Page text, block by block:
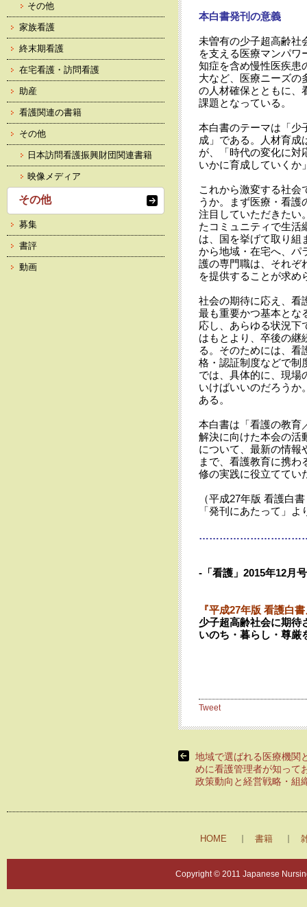
本白書発刊の意義
未曽有の少子超高齢社
を支える医療マンパワ
知症を含め慢性医疾患
大など、医療ニーズの
の人材確保とともに、
課題となっている。
本白書のテーマは「少
成」である。人材育成
が、「時代の変化に対
いかに育成していくか
これから激変する社会
うか。まず医療・看護
注目していただきたい
たコミュニティで生活
は、国を挙げて取り組
から地域・在宅へ、パ
護の専門職は、それぞ
を提供することが求め
社会の期待に応え、看
最も重要かつ基本とな
応し、あらゆる状況下
はもとより、卒後の継
る。そのためには、看
格・認証制度などで制
では、具体的に、現場
いけばいいのだろうか
ある。
本白書は「看護の教育
解決に向けた本会の活
について、最新の情報
まで、看護教育に携
修の実践に役立ててい
（平成27年版 看護白
「発刊にあたって」よ
-「看護」2015年12月
『平成27年版 看護白
少子超高齢社会に期待
いのち・暮らし・尊厳
Tweet
地域で選ばれる医療機関
めに看護管理者が知って
政策動向と経営戦略・組
その他
家族看護
終末期看護
在宅看護・訪問看護
助産
看護関連の書籍
その他
日本訪問看護振興財団関連書籍
映像メディア
その他
募集
書評
動画
HOME 書籍
Copyright © 2011 Japanese